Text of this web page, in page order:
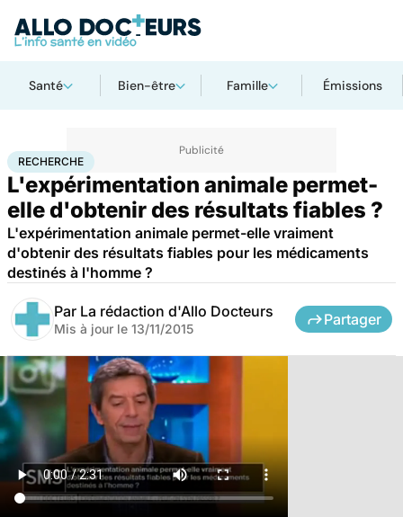
Santé Bien-être Famille Émissions
AccueilSantéMaladies Recherche
RECHERCHE
L'expérimentation animale permet-
elle d'obtenir des résultats fiables ?
L'expérimentation animale permet-elle vraiment
d'obtenir des résultats fiables pour les médicaments
destinés à l'homme ?
Par La rédaction d'Allo Docteurs
Mis à jour le 13/11/2015
Partager